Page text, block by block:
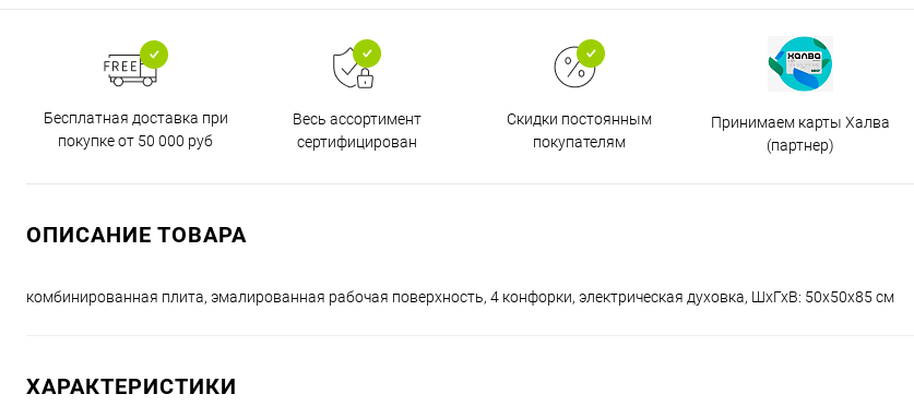
Бесплатная доставка при
покупке от 50 000 руб
Весь ассортимент
сертифицирован
Скидки постоянным
покупателям
Принимаем карты Халва
(партнер)
ОПИСАНИЕ ТОВАРА
комбинированная плита, эмалированная рабочая поверхность, 4 конфорки, электрическая духовка, ШхГхВ: 50x50x85 см
ХАРАКТЕРИСТИКИ